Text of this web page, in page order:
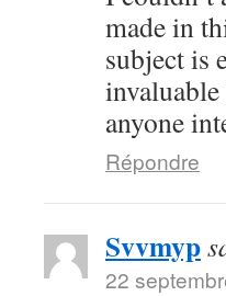
made in
subject is
anyone
Répondre
Svvmyp
22